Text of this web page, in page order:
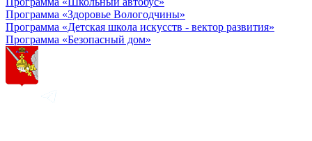
Программа «Здоровье Вологодчины»
Программа «Детская школа искусств - вектор развития»
Программа «Безопасный дом»